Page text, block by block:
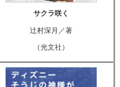
サクラ咲く
辻村深月／著
（光文社）